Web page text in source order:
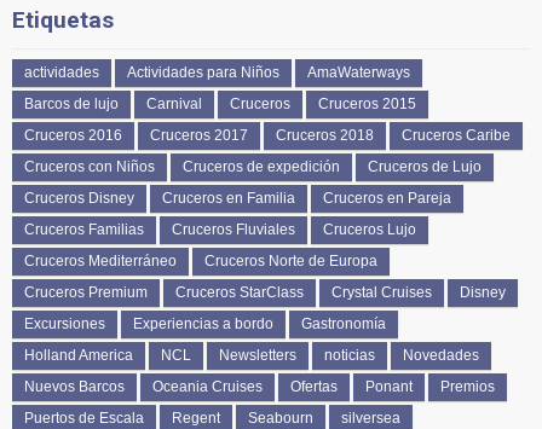
Etiquetas
actividades Actividades para Niños
AmaWaterways
Barcos de lujo
Carnival Cruceros
Cruceros 2015
Cruceros 2016
Cruceros 2017 Cruceros 2018
Cruceros Caribe
Cruceros con Niños
Cruceros de expedición
Cruceros de Lujo
Cruceros Disney
Cruceros en Familia
Cruceros en Pareja
Cruceros Familias
Cruceros Fluviales
Cruceros Lujo
Cruceros Mediterráneo
Cruceros Norte de Europa
Cruceros Premium
Cruceros StarClass Crystal Cruises
Disney
Excursiones
Experiencias a bordo
Gastronomía
Holland America
NCL Newsletters noticias
Novedades
Nuevos Barcos
Oceania Cruises Ofertas Ponant
Premios
Puertos de Escala
Regent Seabourn
silversea